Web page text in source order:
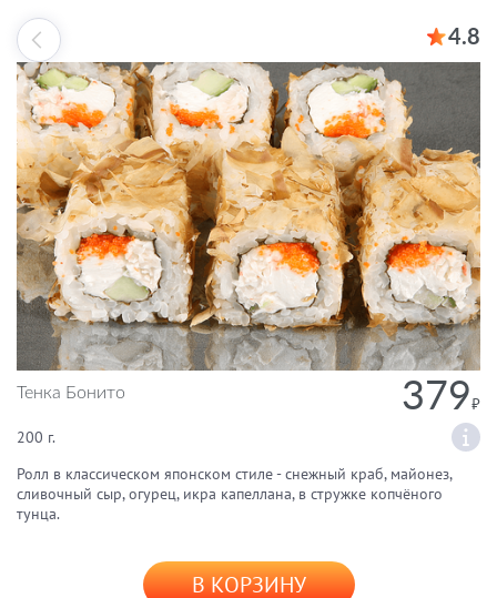
4.8
Тенка Бонито 379
200 г.
Ролл в классическом японском стиле - снежный краб, майонез,
сливочный сыр, огурец, икра капеллана, в стружке копчёного
тунца.
В КОРЗИНУ